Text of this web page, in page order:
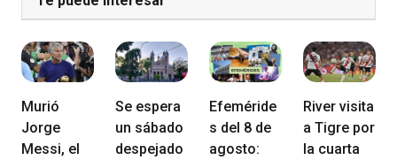
Murió
Jorge
Messi, el
Se espera
un sábado
despejado
Efeméride
s del 8 de
agosto:
River visita
a Tigre por
la cuarta